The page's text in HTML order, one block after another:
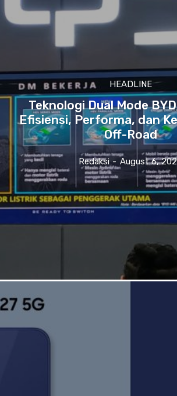
HEADLINE
Teknologi Dual Mode
Efisiensi, Performa, dan
Off-Road
Redaksi - August 6,